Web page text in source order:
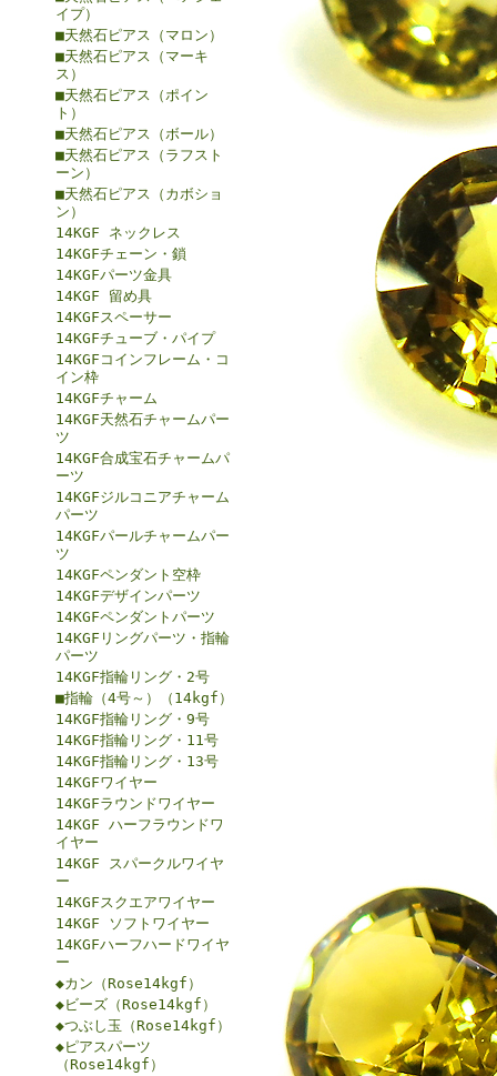
イプ）
■天然石ピアス（マロン）
■天然石ピアス（マーキ
ス）
■天然石ピアス（ポイン
ト）
■天然石ピアス（ボール）
■天然石ピアス（ラフスト
ーン）
■天然石ピアス（カボショ
ン）
14KGF ネックレス
14KGFチェーン・鎖
14KGFパーツ金具
14KGF 留め具
14KGFスペーサー
14KGFチューブ・パイプ
14KGFコインフレーム・コ
イン枠
14KGFチャーム
14KGF天然石チャームパー
ツ
14KGF合成宝石チャームパ
ーツ
14KGFジルコニアチャーム
パーツ
14KGFパールチャームパー
ツ
14KGFペンダント空枠
14KGFデザインパーツ
14KGFペンダントパーツ
14KGFリングパーツ・指輪
パーツ
14KGF指輪リング・2号
■指輪（4号～）（14kgf）
14KGF指輪リング・9号
14KGF指輪リング・11号
14KGF指輪リング・13号
14KGFワイヤー
14KGFラウンドワイヤー
14KGF ハーフラウンドワ
イヤー
14KGF スパークルワイヤ
ー
14KGFスクエアワイヤー
14KGF ソフトワイヤー
14KGFハーフハードワイヤ
ー
◆カン（Rose14kgf）
◆ビーズ（Rose14kgf）
◆つぶし玉（Rose14kgf）
◆ピアスパーツ
（Rose14kgf）